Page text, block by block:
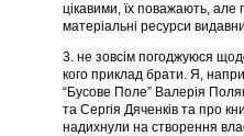
цікавими, їх поважають, але
матеріальні ресурси
3. не зовсім погоджуюся
кого приклад брати. Я,
“Бусове Поле” Валерія
та Сергія Дяченків та про
надихнули на створення